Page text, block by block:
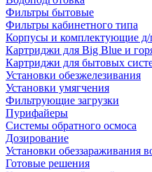
Фильтры бытовые
Фильтры кабинетного типа
Корпусы и комплектующие д/
Картриджи для Big Blue и
Картриджи для бытовых
Установки обезжелезивания
Установки умягчения
Фильтрующие загрузки
Пурифайеры
Системы обратного осмоса
Дозирование
Установки обеззараживания
Готовые решения